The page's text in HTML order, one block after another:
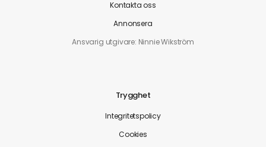
Kontakta oss
Annonsera
Ansvarig utgivare: Ninnie Wikström
Trygghet
Integritetspolicy
Cookies